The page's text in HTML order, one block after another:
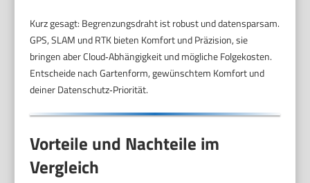
Kurz gesagt: Begrenzungsdraht ist robust und datensparsam.
GPS, SLAM und RTK bieten Komfort und Präzision, sie
bringen aber Cloud‑Abhängigkeit und mögliche Folgekosten.
Entscheide nach Gartenform, gewünschtem Komfort und
deiner Datenschutz‑Priorität.
Vorteile und Nachteile im
Vergleich